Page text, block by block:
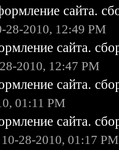
сайта.
28-2010, 12:49 PM
сайта.
2010, 12:47 PM
сайта.
01:11 PM
сайта.
28-2010, 01:17 PM